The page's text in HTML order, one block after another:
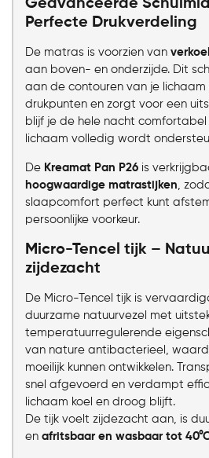
Geavanceerde
Perfecte Drukverdeling
De matras is voorzien van
aan boven- en onderzijde. Dit
aan de contouren van je
drukpunten en zorgt voor een
blijf je de hele nacht comfortabel
lichaam volledig wordt
De Kreamat Pan P26 is
hoogwaardige matrastijken,
slaapcomfort perfect kunt
persoonlijke voorkeur.
Micro-Tencel tijk –
zijdezacht
De Micro-Tencel tijk is
duurzame natuurvezel met
temperatuurregulerende
van nature antibacterieel,
moeilijk kunnen ontwikkelen.
snel afgevoerd en verdampt
lichaam koel en droog blijft.
De tijk voelt zijdezacht aan, is
en afritsbaar en wasbaar tot